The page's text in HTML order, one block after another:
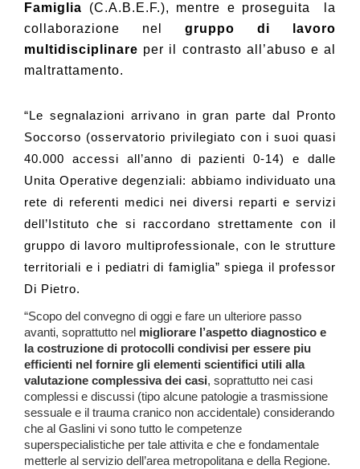
Famiglia (C.A.B.E.F.), mentre e proseguita la
collaborazione nel gruppo di lavoro
multidisciplinare per il contrasto all’abuso e al
maltrattamento.
“Le segnalazioni arrivano in gran parte dal Pronto
Soccorso (osservatorio privilegiato con i suoi quasi
40.000 accessi all’anno di pazienti 0-14) e dalle
Unita Operative degenziali: abbiamo individuato una
rete di referenti medici nei diversi reparti e servizi
dell’Istituto che si raccordano strettamente con il
gruppo di lavoro multiprofessionale, con le strutture
territoriali e i pediatri di famiglia” spiega il professor
Di Pietro.
“Scopo del convegno di oggi e fare un ulteriore passo
avanti, soprattutto nel migliorare l’aspetto diagnostico e
la costruzione di protocolli condivisi per essere piu
efficienti nel fornire gli elementi scientifici utili alla
valutazione complessiva dei casi, soprattutto nei casi
complessi e discussi (tipo alcune patologie a trasmissione
sessuale e il trauma cranico non accidentale) considerando
che al Gaslini vi sono tutto le competenze
superspecialistiche per tale attivita e che e fondamentale
metterle al servizio dell’area metropolitana e della Regione.